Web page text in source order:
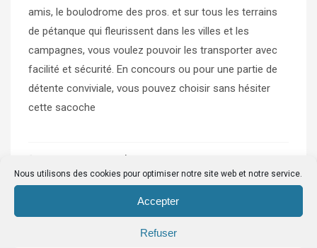
Nous utilisons des cookies pour optimiser notre site web et notre service.
Accepter
Refuser
amis, le boulodrome des pros. et sur tous les terrains
de pétanque qui fleurissent dans les villes et les
campagnes, vous voulez pouvoir les transporter avec
facilité et sécurité. En concours ou pour une partie de
détente conviviale, vous pouvez choisir sans hésiter
cette sacoche
TAGGED UNDER:CRÉATION SACOCHE PÉTANQUE OCCITANIE